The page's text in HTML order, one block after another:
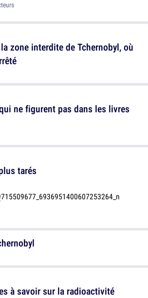
tarés
à savoir sur la radioactivité
ne figurent pas dans les livres